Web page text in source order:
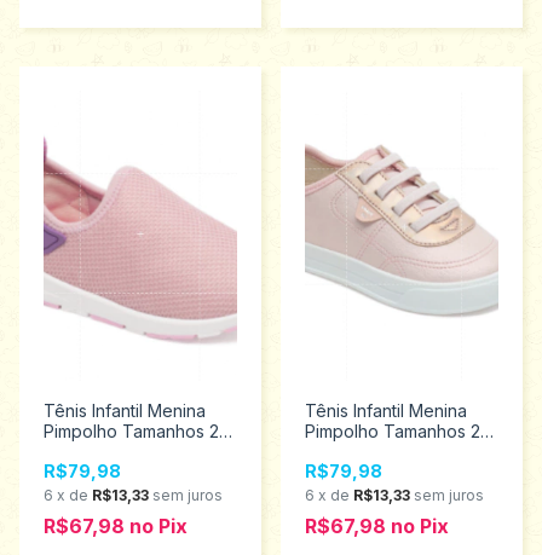
Tênis Infantil Menina
Pimpolho Tamanhos 22
R$79,98
6 x de R$13,33 sem juros
R$67,98 no Pix
Tênis Infantil Menina
Pimpolho Tamanhos 22
R$79,98
6 x de R$13,33 sem juros
R$67,98 no Pix